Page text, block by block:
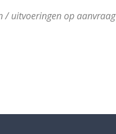
/ uitvoeringen op aanvraag